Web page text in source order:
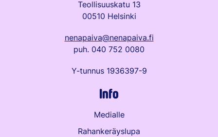
Teollisuuskatu 13
00510 Helsinki
nenapaiva@nenapaiva.fi
puh. 040 752 0080
Y-tunnus 1936397-9
Info
Medialle
Rahankeräyslupa